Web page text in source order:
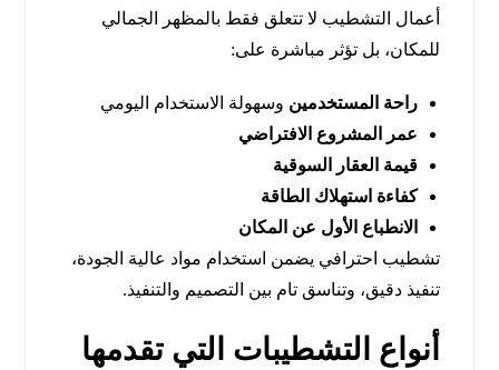
أعمال التشطيب لا تتعلق فقط بالمظهر الجمالي
للمكان، بل تؤثر مباشرة على:
راحة المستخدمين وسهولة الاستخدام اليومي
عمر المشروع الافتراضي
قيمة العقار السوقية
كفاءة استهلاك الطاقة
الانطباع الأول عن المكان
تشطيب احترافي يضمن استخدام مواد عالية الجودة،
تنفيذ دقيق، وتناسق تام بين التصميم والتنفيذ.
أنواع التشطيبات التي تقدمها